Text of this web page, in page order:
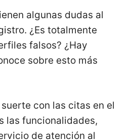
algunas dudas al
¿Es totalmente
falsos? ¿Hay
sobre esto más
con las citas en el
las funcionalidades,
de atención al